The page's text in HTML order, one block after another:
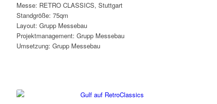
Messe: RETRO CLASSICS, Stuttgart
Standgröße: 75qm
Layout: Grupp Messebau
Projektmanagement: Grupp Messebau
Umsetzung: Grupp Messebau